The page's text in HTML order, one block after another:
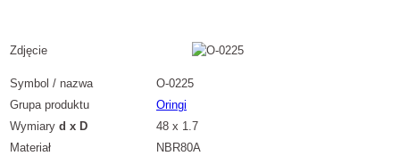
Zdjęcie
Symbol / nazwa
O-0225
Grupa produktu
Oringi
Wymiary d x D
48 x 1.7
Materiał
NBR80A